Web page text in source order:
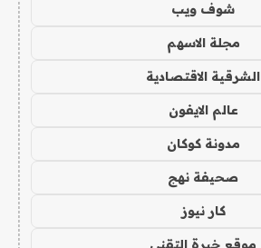
شوف ويب
مجلة الاسهم
الشرقية الاقتصادية
عالم الايفون
مدونة كوكان
صحيفة نهج
كار نيوز
موقع خبرة التقني